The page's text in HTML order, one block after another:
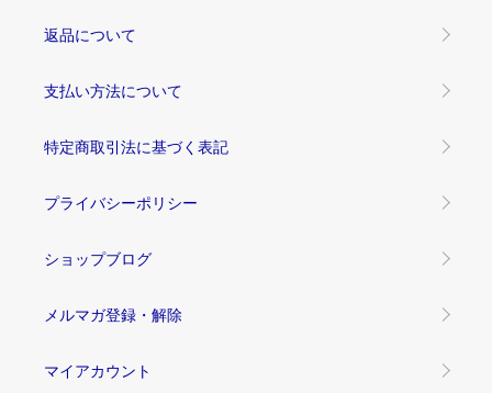
返品について
支払い方法について
特定商取引法に基づく表記
プライバシーポリシー
ショップブログ
メルマガ登録・解除
マイアカウント